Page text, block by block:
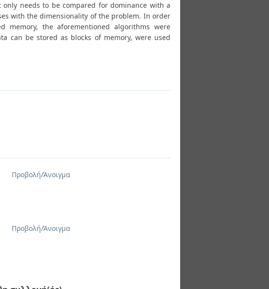
needs to be compared for dominance with a
with the dimensionality of the problem. In order
memory, the aforementioned algorithms were
can be stored as blocks of memory, were used
Προβολή/Άνοιγμα
Προβολή/Άνοιγμα